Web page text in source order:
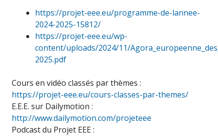
https://projet-eee.eu/programme-de-lannee-
2024-2025-15812/
https://projet-eee.eu/wp-
content/uploads/2024/11/
2025.pdf
Cours en vidéo classés par thèmes :
https://projet-eee.eu/cours-classes-par-themes/
E.E.E. sur Dailymotion :
http://www.dailymotion.com/projeteee
Podcast du Projet EEE :